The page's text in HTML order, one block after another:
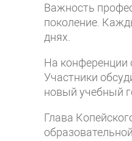
Важность
поколение.
днях.
На конференции
Участники
новый учебный
Глава